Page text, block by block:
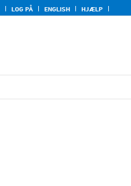
LOG PÅ ENGLISH HJÆLP